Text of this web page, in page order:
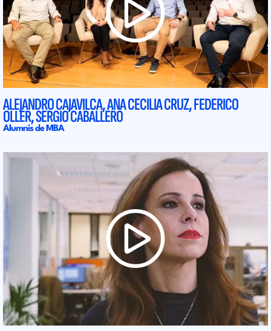
ALEJANDRO CAJAVILCA, ANA CECILIA CRUZ, FEDERICO
OLLER, SERGIO CABALLERO
Alumnis de MBA